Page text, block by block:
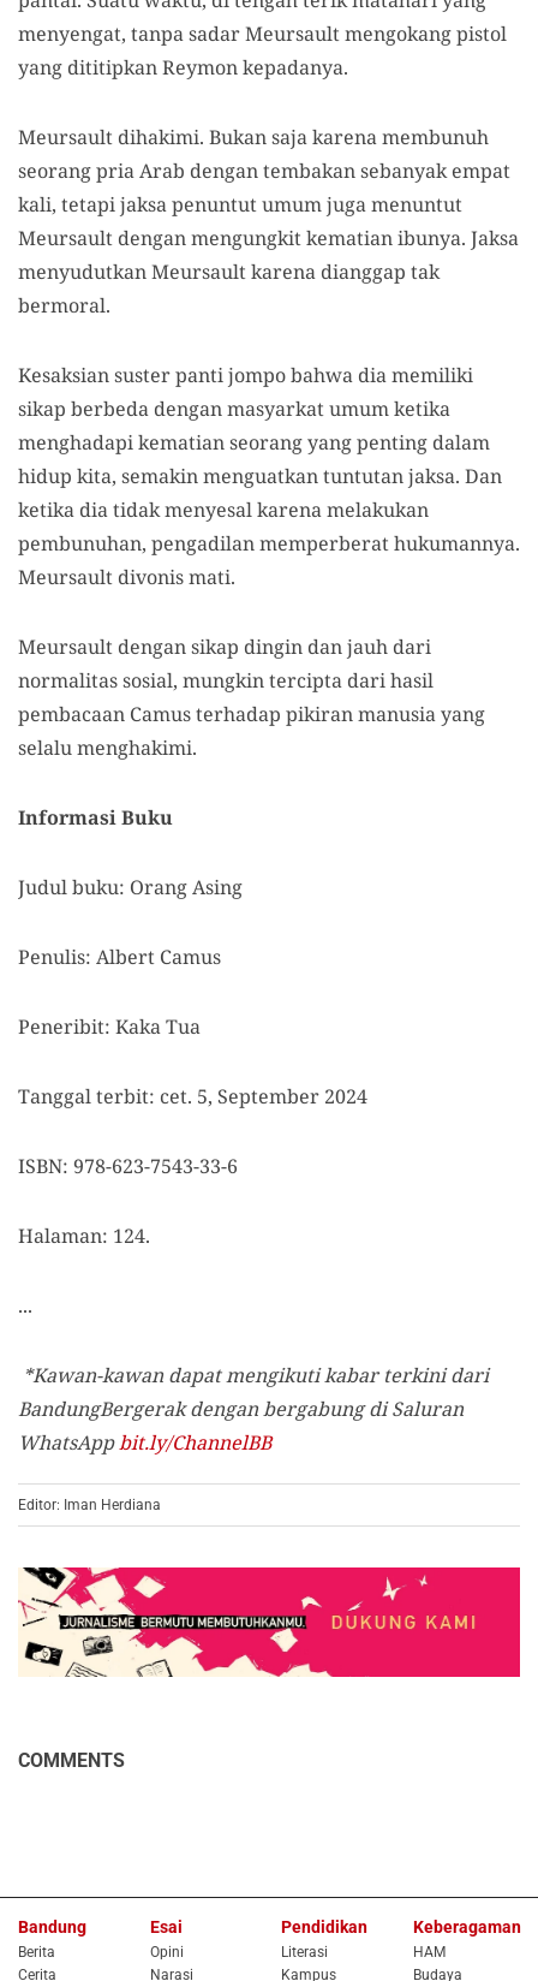
menyengat, tanpa sadar Meursault mengokang pistol
yang dititipkan Reymon kepadanya.
Meursault dihakimi. Bukansaja karena membunuh
seorang pria Arab dengan tembakansebanyak empat
kali, tetapi jaksa penuntut umumjuga menuntut
Meursault dengan mengungkit kematian ibunya. Jaksa
menyudutkan Meursault karena dianggap tak
bermoral.
Kesaksian suster panti jompobahwa dia memiliki
sikap berbeda dengan masyarkat umumketika
menghadapi kematian seorang yang penting dalam
hidup kita, semakin menguatkan tuntutan jaksa. Dan
ketika dia tidak menyesal karenamelakukan
pembunuhan, pengadilan memperberat hukumannya.
Meursault divonismati.
Meursault dengan sikap dingin dan jauh dari
normalitassosial, mungkin tercipta dari hasil
pembacaan Camusterhadap pikiranmanusia yang
selalu menghakimi.
InformasiBuku
Judul buku: Orang Asing
Penulis: Albert Camus
Peneribit: Kaka Tua
Tanggal terbit: cet. 5, September 2024
ISBN: 978-623-7543-33-6
Halaman: 124.
...
*Kawan-kawan dapat mengikuti kabar terkini dari
BandungBergerak dengan bergabung di Saluran
WhatsAppbit.ly/ChannelBB
Editor: Iman Herdiana
COMMENTS
Bandung
Berita
Cerita
Esai
Opini
Narasi
Pendidikan
Literasi
Kampus
Keberagaman
HAM
Budaya